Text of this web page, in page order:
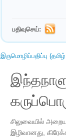
பதிவுசெய்:
இருமொழிப்பதிப்பு
சிலுவையில்
இழிவானது,